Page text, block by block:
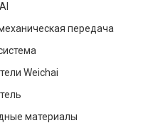
передача
Weichai
материалы